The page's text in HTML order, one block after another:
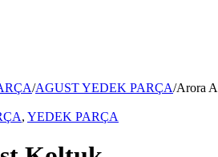
/AGUST YEDEK PARÇA/Arora
, YEDEK PARÇA